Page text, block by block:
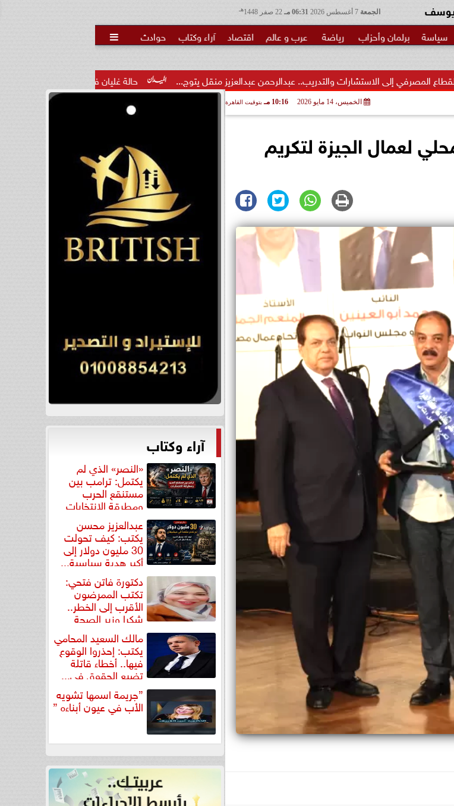
الجمعة 06:31 مـ هـ
سياسة برلمان وأحزاب رياضة عرب و عالم اقتصاد آراء وكتاب حوادث 
حالة غليان في نادي الشيخ زايد: اتهامات للجنة المؤقتة بـ... والتدريب.. عبدالرحمن عبدالعزيز منقل يتوج...
الخميس، 14 مايو 2026 10:16 مـ بتوقيت القاهرة
لعمال الجيزة لتكريم
آراء وكتاب
«النصر» الذي لم
يكتمل: ترامب بين
مستنقع الحرب
ومطرقة الانتخابات
عبدالعزيز محسن
يكتب: كيف تحولت
30 مليون دولار إلى
أكبر هدية سياسية...
دكتورة فاتن فتحي:
تكتب الممرضون
الأقرب إلى الخطر..
شكرا وزير الصحة
لتكريم... مالك السعيد المحامي
يكتب: إحذروا الوقوع
فيها.. أخطاء قاتلة
تضيع الحقوق في...
”جريمة اسمها تشويه
الأب في عيون أبناءه ”